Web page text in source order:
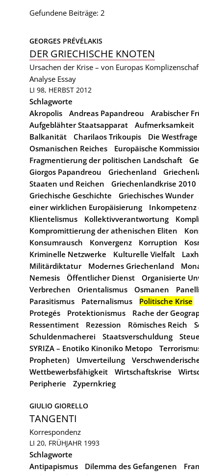
Gefundene Beiträge: 2
GEORGES PRÉVÉLAKIS
DER GRIECHISCHE KNOTEN
Ursachen der Krise – von Europas
Analyse Essay
LI 98, HERBST 2012
Schlagworte
Akropolis
Andreas Papandreou Arabischer
Aufgeblähter Staatsapparat
Aufmerksamkeit
Balkanität
Charilaos Trikoupis Die Westfrage
Osmanischen Reiches
Europäische
Fragmentierung der politischen Landschaft
Giorgos Papandreou
Griechenland
Staaten und Reichen
Griechenlandkrise 2010
Griechische Geschichte
Griechisches Wunder
einer wirklichen Europäisierung
Inkompetenz
Klientelismus
Kollektivverantwortung
Kompromittierung der athenischen Eliten
Konsumrausch
Konvergenz Korruption
Kriminelle Netzwerke
Kulturelle Vielfalt
Militärdiktatur
Modernes Griechenland
Nemesis
Öffentlicher Dienst Organisierte
Verbrechen
Orientalismus Osmanen
Parasitismus
Paternalismus Politische Krise
Protegés
Protektionismus Rache der
Ressentiment
Rezession Römisches Reich
Schuldenmacherei
Staatsverschuldung
SYRIZA – Enotiko Kinoniko Metopo
Propheten)
Umverteilung
Wettbewerbsfähigkeit
Wirtschaftskrise
Peripherie
Zypernkrieg
GIULIO GIORELLO
TANGENTI
Korrespondenz
LI 20, FRÜHJAHR 1993
Schlagworte
Antipapismus
Dilemma des Gefangenen